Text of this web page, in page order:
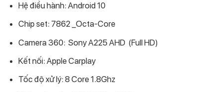
Hệ điều hành: Android 10
Chip set: 7862 _Octa-Core
Camera 360: Sony A225 AHD (Full HD)
Kết nối: Apple Carplay
Tốc độ xử lý: 8 Core 1.8Ghz